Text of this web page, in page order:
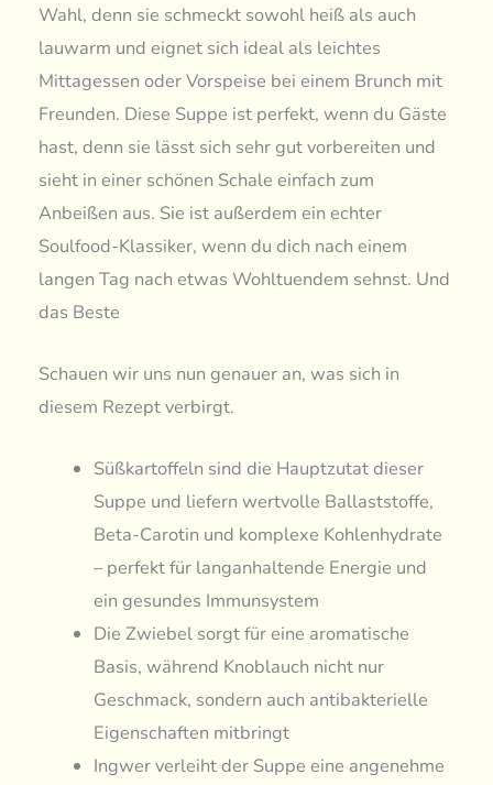
Wahl, denn sie schmeckt sowohl heiß als auch
lauwarm und eignet sich ideal als leichtes
Mittagessen oder Vorspeise bei einem Brunch mit
Freunden. Diese Suppe ist perfekt, wenn du Gäste
hast, denn sie lässt sich sehr gut vorbereiten und
sieht in einer schönen Schale einfach zum
Anbeißen aus. Sie ist außerdem ein echter
Soulfood-Klassiker, wenn du dich nach einem
langen Tag nach etwas Wohltuendem sehnst. Und
das Beste
Schauen wir uns nun genauer an, was sich in
diesem Rezept verbirgt.
Süßkartoffeln sind die Hauptzutat dieser
Suppe und liefern wertvolle Ballaststoffe,
Beta-Carotin und komplexe Kohlenhydrate
– perfekt für langanhaltende Energie und
ein gesundes Immunsystem
Die Zwiebel sorgt für eine aromatische
Basis, während Knoblauch nicht nur
Geschmack, sondern auch antibakterielle
Eigenschaften mitbringt
Ingwer verleiht der Suppe eine angenehme